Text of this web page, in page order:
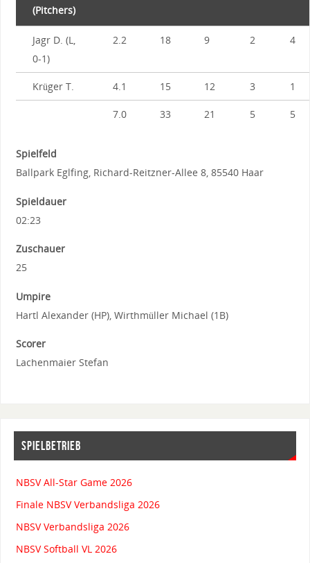
(Pitchers)
Jagr D. (L,
0-1)
2.2 18 9 2 4
Krüger T. 4.1 15 12 3 1
7.0 33 21 5 5
Spielfeld
Ballpark Eglfing, Richard-Reitzner-Allee 8, 85540 Haar
Spieldauer
02:23
Zuschauer
25
Umpire
Hartl Alexander (HP), Wirthmüller Michael (1B)
Scorer
Lachenmaier Stefan
SPIELBETRIEB
NBSV All-Star Game 2026
Finale NBSV Verbandsliga 2026
NBSV Verbandsliga 2026
NBSV Softball VL 2026